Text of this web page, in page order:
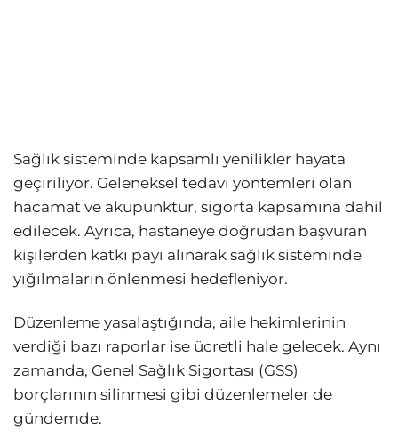
Sağlık sisteminde kapsamlı yenilikler hayata
geçiriliyor. Geleneksel tedavi yöntemleri olan
hacamat ve akupunktur, sigorta kapsamına dahil
edilecek. Ayrıca, hastaneye doğrudan başvuran
kişilerden katkı payı alınarak sağlık sisteminde
yığılmaların önlenmesi hedefleniyor.
Düzenleme yasalaştığında, aile hekimlerinin
verdiği bazı raporlar ise ücretli hale gelecek. Aynı
zamanda, Genel Sağlık Sigortası (GSS)
borçlarının silinmesi gibi düzenlemeler de
gündemde.